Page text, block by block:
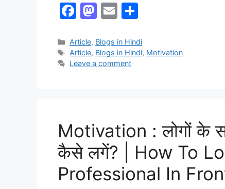
F
c
e
k
M
st
o
E
ai
l
ar
e
Article, Blogs in Hindi
Article, Blogs in Hindi, ‏Motivation
Leave a comment
Motivation : लोगों के
कैसे लगें? | How To
Professional In